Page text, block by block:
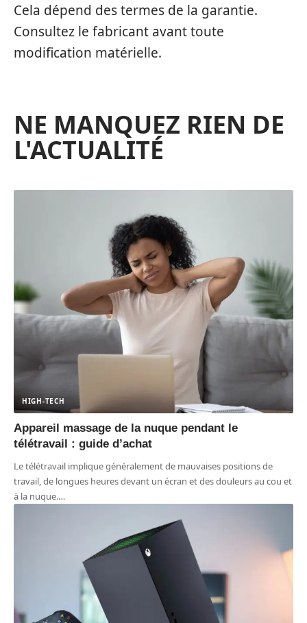
Cela dépend des termes de la garantie.
Consultez le fabricant avant toute
modification matérielle.
NE MANQUEZ RIEN DE
L'ACTUALITÉ
HIGH-TECH
Appareil massage de la nuque pendant le
télétravail : guide d’achat
Le télétravail implique généralement de mauvaises positions de
travail, de longues heures devant un écran et des douleurs au cou et
à la nuque.…